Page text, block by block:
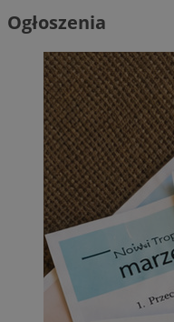
Ogłoszenia